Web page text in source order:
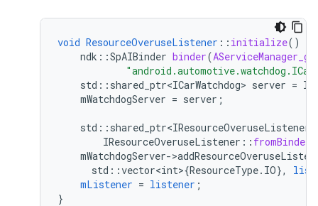
void ResourceOveruseListener :: initialize()
ndk : :SpAIBinder binder(
std : : shared_ptr<ICarWatchdog> server =
mWatchdogServer = server ;
std : : shared_ptr<IResourceOveruseListener>
IResourceOveruseListener :: fromBinder
mWatchdogServer-
std : :vector<int>{ResourceType. IO},
mListener = listener ;
}